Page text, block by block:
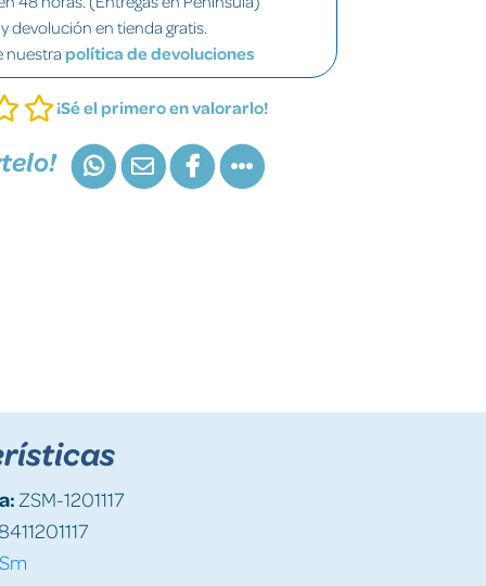
devolución en tienda gratis.
nuestra política de devoluciones
¡Sé el primero en valorarlo!
ZSM-1201117
Sm